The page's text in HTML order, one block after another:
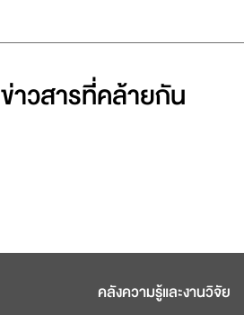
ข่าวสารที่่คล้ายกัน
คลังความรู้และงานวิจัย